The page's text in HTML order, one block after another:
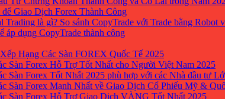
Giao Dịch Forex Thành Công
Trading là gì? So sánh CopyTrade với Trade bằng Robot
áp dụng CopyTrade thành công
Hạng Các Sàn FOREX Quốc Tế 2025
Sàn Forex Hỗ Trợ Tốt Nhất cho Người Việt Nam 2025
Sàn Forex Tốt Nhất 2025 phù hợp với các Nhà đầu tư
Sàn Forex Mạnh Nhất về Giao Dịch Cổ Phiếu Mỹ &
Sàn Forex Hỗ Trợ Giao Dịch VÀNG Tốt Nhất 2025